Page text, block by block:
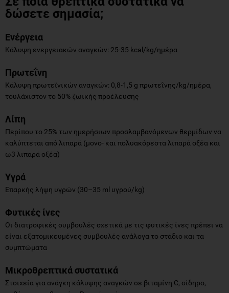
δώσετε σημασία;
Ενέργεια
Κάλυψη ενεργειακών αναγκών: 25-35 kcal/kg/ημέρα
Πρωτεΐνη
Κάλυψη πρωτεϊνικών αναγκών: 0,8-1,5 g πρωτεΐνης/kg/ημέρα,
τουλάχιστον το 50% ζωικής προέλευσης
Λίπη
Περίπου το 25% των ημερήσιων προσλαμβανόμενων θερμίδων να
καλύπτεται από λιπαρά (μονο- και πολυακόρεστα λιπαρά οξέα και
ω3 λιπαρά οξέα)
Υγρά
Επαρκής λήψη υγρών (30–35 ml υγρού/kg)
Φυτικές ίνες
Οι διατροφικές συμβουλές σχετικά με τις φυτικές ίνες πρέπει να
είναι εξατομικευμένες συμβουλές ανάλογα το στάδιο και τα
συμπτώματα
Μικροθρεπτικά συστατικά
Στοιχεία για ανάγκη κάλυψης αναγκών σε βιταμίνη C, σίδηρο,